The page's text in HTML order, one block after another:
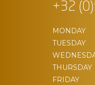
+32
MONDAY
TUESDAY
THURSDAY
FRIDAY